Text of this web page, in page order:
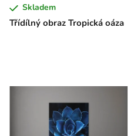
Třídílný obraz Tropická oáza
Skladem